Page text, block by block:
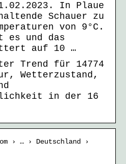
In Plaue
Schauer zu
von 9°C.
es und das
auf 10 …
Trend für 14774
Wetterzustand,
in der 16
› … › Deutschland ›